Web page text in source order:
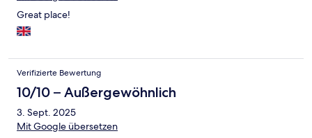
Great place!
Verifizierte Bewertung
10/10 – Außergewöhnlich
3. Sept. 2025
Mit Google übersetzen